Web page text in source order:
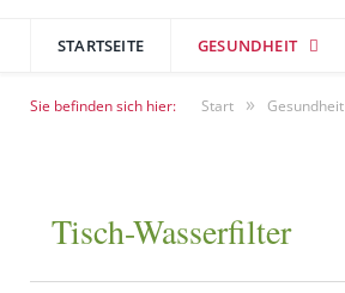
STARTSEITE GESUNDHEIT
Sie befinden sich hier: Start » Gesundheit
Tisch-Wasserfilter